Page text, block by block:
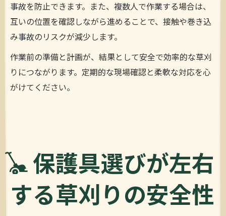
事故を防止できます。また、複数人で作業する場合は、
互いの位置を確認しながら進めることで、接触や巻き込
み事故のリスクが減少します。
作業前の準備と計画が、結果として安全で効率的な草刈
りにつながります。定期的な現場確認と柔軟な対応を心
がけてください。
保護具選びが左右
する草刈りの安全性